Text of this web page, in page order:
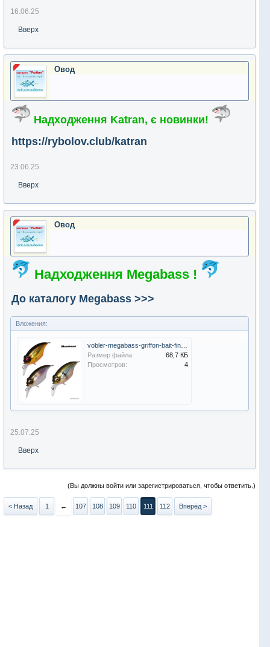
16.06.25
Вверх
Овод
Надходження Katran, є новинки!
https://rybolov.club/katran
23.06.25
Вверх
Овод
Надходження Megabass !
До каталогу Megabass >>>
Вложения:
Размер файла:
68,7 КБ
Просмотров:
4
25.07.25
Вверх
(Вы должны войти или зарегистрироваться, чтобы ответить.)
< Назад 1 ← 107 108 109 110 111 112 Вперёд >